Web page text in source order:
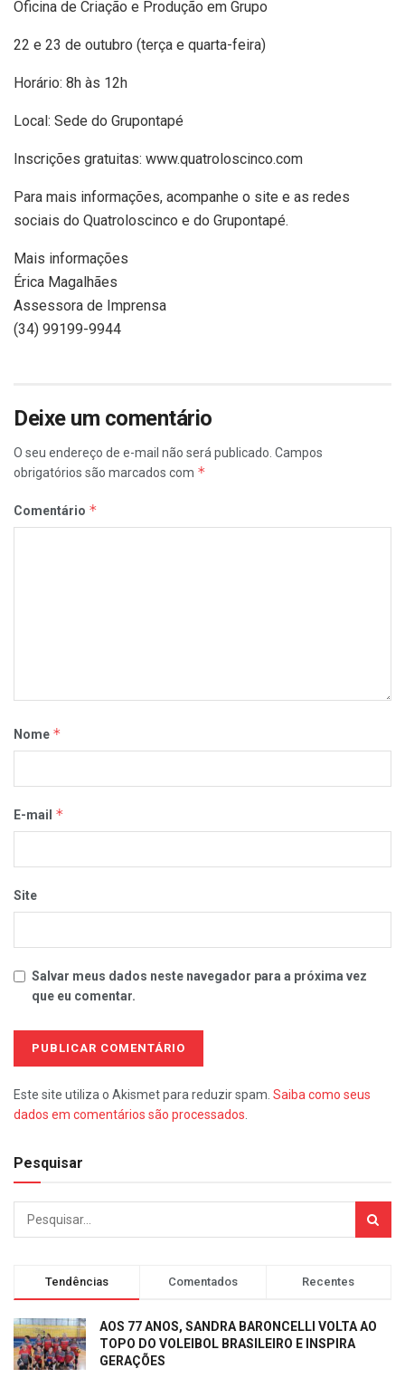
Oficina de Criação e Produção em Grupo
22 e 23 de outubro (terça e quarta-feira)
Horário: 8h às 12h
Local: Sede do Grupontapé
Inscrições gratuitas: www.quatroloscinco.com
Para mais informações, acompanhe o site e as redes
sociais do Quatroloscinco e do Grupontapé.
Mais informações
Érica Magalhães
Assessora de Imprensa
(34) 99199-9944
Deixe um comentário
O seu endereço de e-mail não será publicado. Campos
obrigatórios são marcados com *
Comentário *
Nome *
E-mail *
Site
Salvar meus dados neste navegador para a próxima vez
que eu comentar.
Este site utiliza o Akismet para reduzir spam. Saiba como seus
dados em comentários são processados
Pesquisar
Tendências Comentados Recentes
AOS 77 ANOS, SANDRA BARONCELLI VOLTA AO
TOPO DO VOLEIBOL BRASILEIRO E INSPIRA
GERAÇÕES